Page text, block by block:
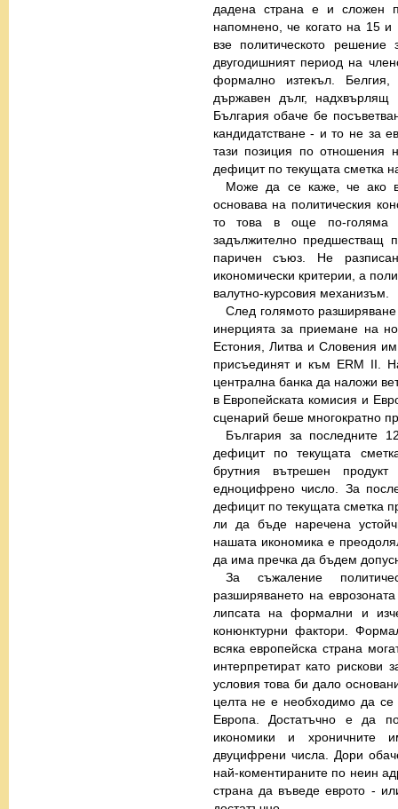
дадена страна е и сложен
напомнено, че когато на 15
взе политическото
двугодишният период на
формално изтекъл.
държавен дълг, надхвърлящ
България обаче бе
кандидатстване - и то не за
тази позиция по отношения
дефицит по текущата сметка
Може да се каже, че ако
основава на политическия
то това в още по-голяма
задължително предшестващ
паричен съюз. Не
икономически критерии, а
валутно-курсовия механизъм.
След голямото
инерцията за приемане на
Естония, Литва и Словения
присъединят и към ERM II.
централна банка да наложи
в Европейската комисия и
сценарий беше многократно
България за последните
дефицит по текущата
брутния вътрешен
едноцифрено число. За
дефицит по текущата сметка
ли да бъде наречена
нашата икономика е
да има пречка да бъдем
За съжаление
разширяването на
липсата на формални и
конюнктурни фактори.
всяка европейска страна
интерпретират като рискови
условия това би дало
целта не е необходимо да се
Европа. Достатъчно е да
икономики и хроничните
двуцифрени числа. Дори
най-коментираните по неин
страна да въведе еврото -